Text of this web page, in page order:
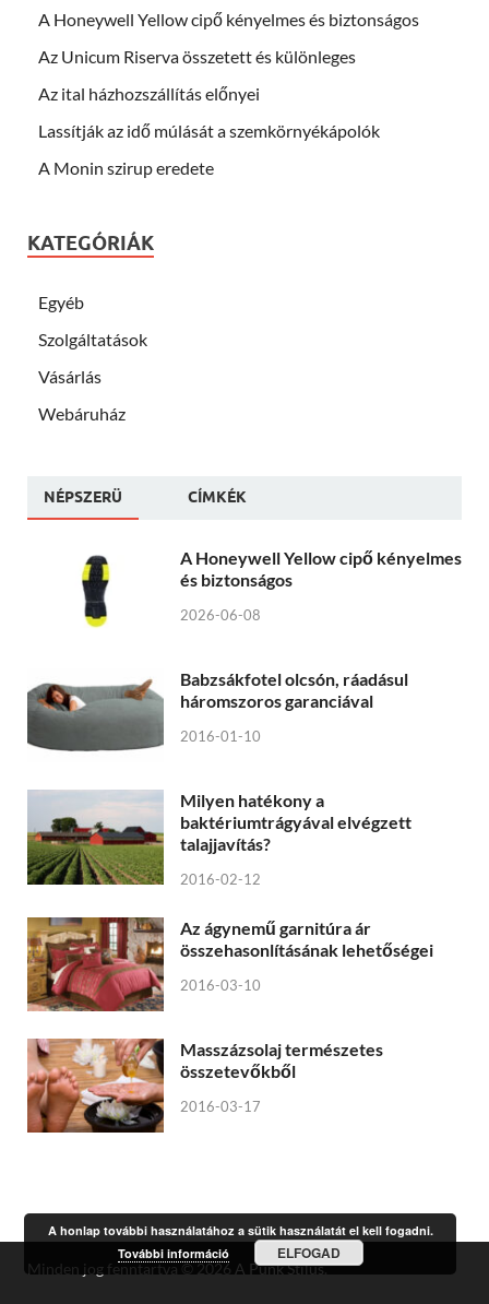
A Honeywell Yellow cipő kényelmes és biztonságos
Az Unicum Riserva összetett és különleges
Az ital házhozszállítás előnyei
Lassítják az idő múlását a szemkörnyékápolók
A Monin szirup eredete
KATEGÓRIÁK
Egyéb
Szolgáltatások
Vásárlás
Webáruház
NÉPSZERÜ CÍMKÉK
A Honeywell Yellow cipő kényelmes
és biztonságos
2026-06-08
Babzsákfotel olcsón, ráadásul
háromszoros garanciával
2016-01-10
Milyen hatékony a
baktériumtrágyával elvégzett
talajjavítás?
2016-02-12
Az ágynemű garnitúra ár
összehasonlításának lehetőségei
2016-03-10
Masszázsolaj természetes
összetevőkből
2016-03-17
Minden jog fenntartva © 2026 A Punk Stílus.
A honlap további használatához a sütik használatát el kell fogadni.
További információ
ELFOGAD